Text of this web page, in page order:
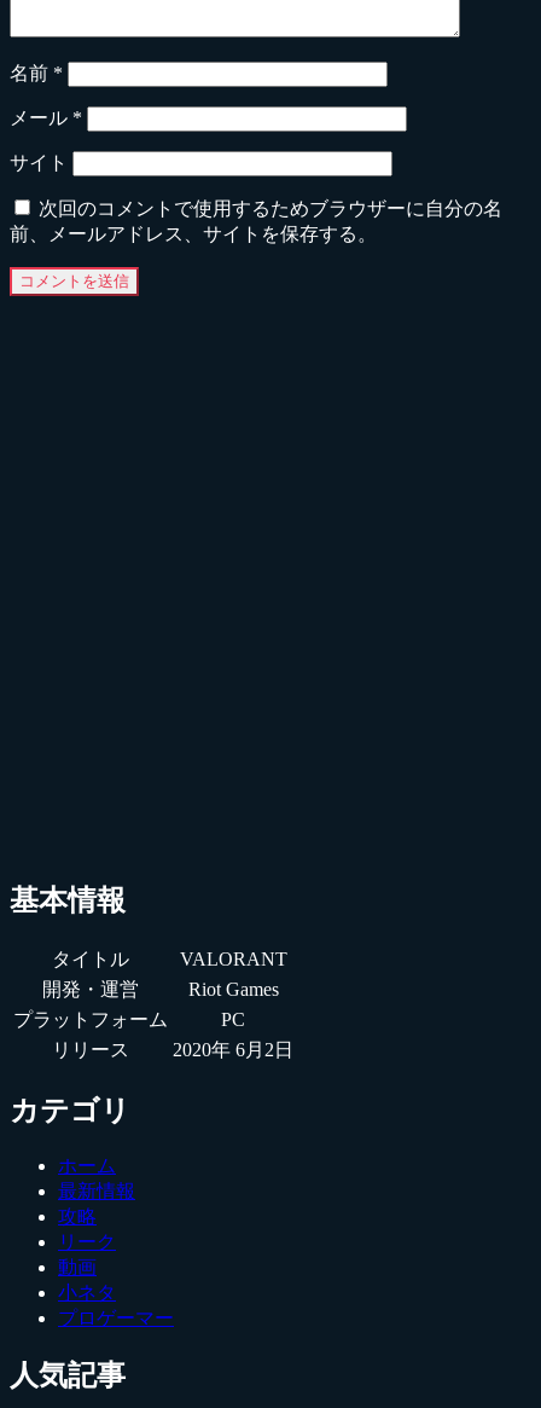
名前 *
メール *
サイト
次回のコメントで使用するためブラウザーに自分の名
前、メールアドレス、サイトを保存する。
基本情報
タイトル
VALORANT
開発・運営
Riot Games
プラットフォーム
PC
リリース
2020年 6月2日
カテゴリ
ホーム
最新情報
攻略
リーク
動画
小ネタ
プロゲーマー
人気記事